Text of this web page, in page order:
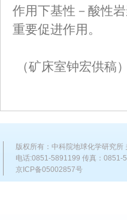
作用下基性－酸性
重要促进作用。
（矿床室钟宏供稿
版权所有：中科院地球化学研究
电话:0851-5891199 传真：0851-
京ICP备05002857号